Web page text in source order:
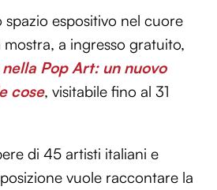
spazio espositivo nel cuore
mostra, a ingresso gratuito,
Pop Art: un nuovo
cose, visitabile fino al 31
di 45 artisti italiani e
vuole raccontare la